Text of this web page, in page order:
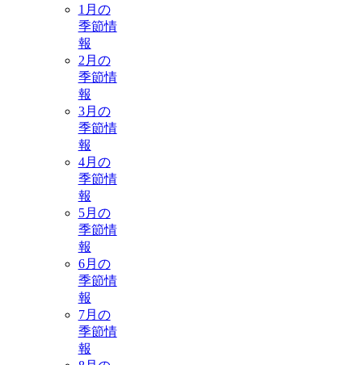
1月の
季節情
報
2月の
季節情
報
3月の
季節情
報
4月の
季節情
報
5月の
季節情
報
6月の
季節情
報
7月の
季節情
報